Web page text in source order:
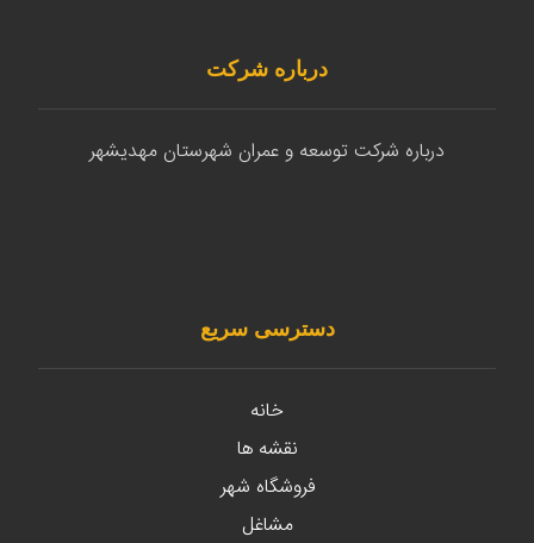
درباره شرکت
درباره شرکت توسعه و عمران شهرستان مهدیشهر
دسترسی سریع
خانه
نقشه ها
فروشگاه شهر
مشاغل